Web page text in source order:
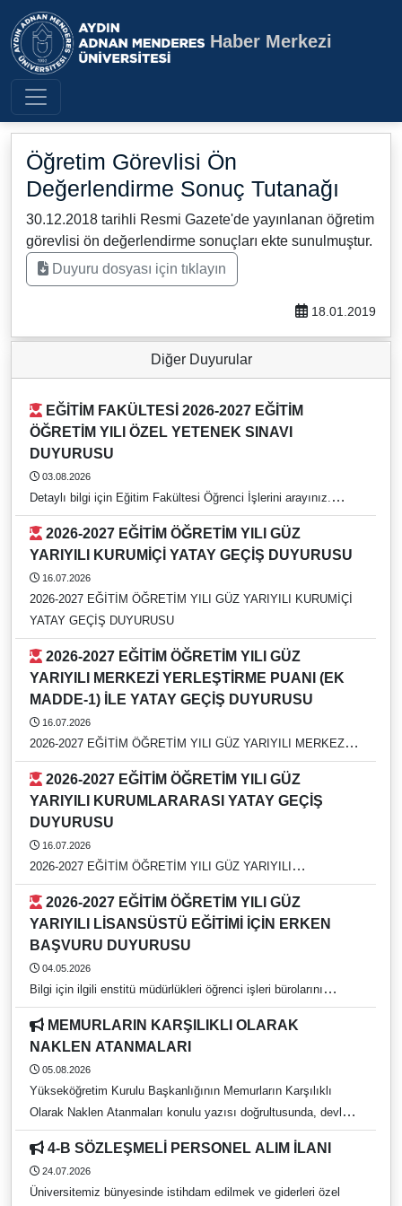
Aydın Adnan Menderes
Haber Merkezi
Öğretim Görevlisi Ön
Değerlendirme Sonuç Tutanağı
30.12.2018 tarihli Resmi Gazete'de yayınlanan öğretim
görevlisi ön değerlendirme sonuçları ekte sunulmuştur.
Duyuru dosyası için tıklayın
18.01.2019
Diğer Duyurular
ÖĞRETİM YILI ÖZEL YETENEK SINAVI
DUYURUSU
03.08.2026
Detaylı bilgi için Eğitim Fakültesi Öğrenci İşlerini arayınız.
https://rehber.adu.edu.tr/#
YARIYILI KURUMİÇİ YATAY GEÇİŞ DUYURUSU
16.07.2026
2026-2027 EĞİTİM ÖĞRETİM YILI GÜZ YARIYILI KURUMİÇİ
YATAY GEÇİŞ DUYURUSU
YARIYILI MERKEZİ YERLEŞTİRME PUANI (EK
MADDE-1) İLE YATAY GEÇİŞ DUYURUSU
16.07.2026
2026-2027 EĞİTİM ÖĞRETİM YILI GÜZ YARIYILI MERKEZİ
YERLEŞTİRME PUANI (EK MADDE-1) İLE YATAY GEÇİŞ
DUYURUSU
YARIYILI KURUMLARARASI YATAY GEÇİŞ
DUYURUSU
16.07.2026
2026-2027 EĞİTİM ÖĞRETİM YILI GÜZ YARIYILI
KURUMLARARASI YATAY GEÇİŞ DUYURUSU
YARIYILI LİSANSÜSTÜ EĞİTİMİ İÇİN ERKEN
BAŞVURU DUYURUSU
04.05.2026
Bilgi için ilgili enstitü müdürlükleri öğrenci işleri bürolarını
arayınız. https://rehber.adu.edu.tr/
NAKLEN ATANMALARI
05.08.2026
Yükseköğretim Kurulu Başkanlığının Memurların Karşılıklı
Olarak Naklen Atanmaları konulu yazısı doğrultusunda, devlet
yükseköğretim kurumlarında görev yapan ve 657 sayılı Devlet
Memurları Kanunu kapsamında bulunan idari personelin
karşılıklı naklen atanma tercih işlemleri, 05 Ağustos 2026 – 21
Ağustos 2026 tarihleri arasında gerçekleştirilecektir. Başvurular
4-B SÖZLEŞMELİ PERSONEL ALIM İLANI
24.07.2026
Üniversitemiz bünyesinde istihdam edilmek ve giderleri özel